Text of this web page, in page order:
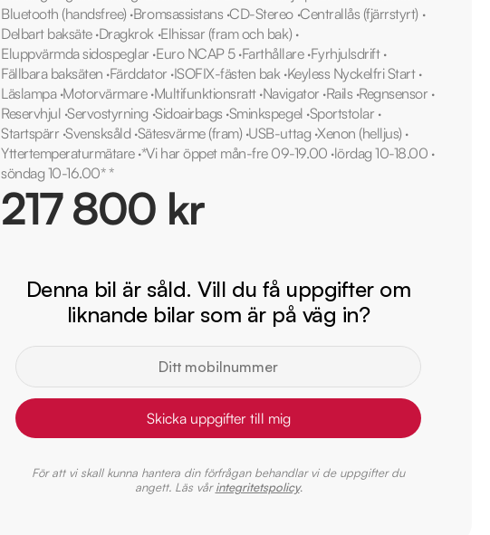
Bluetooth (handsfree)·Bromsassistans ·CD-Stereo·Centrallås (fjärrstyrt) ·
Delbart baksäte·Dragkrok ·Elhissar (fram och bak)·
Eluppvärmda sidospeglar ·Euro NCAP 5·Farthållare·Fyrhjulsdrift·
Fällbara baksäten ·Färddator ·ISOFIX-fästen bak·Keyless Nyckelfri Start·
Läslampa·Motorvärmare·Multifunktionsratt·Navigator ·Rails ·Regnsensor ·
Reservhjul ·Servostyrning ·Sidoairbags ·Sminkspegel ·Sportstolar ·
Startspärr ·Svensksåld ·Sätesvärme (fram)·USB-uttag ·Xenon (helljus)·
Yttertemperaturmätare·*Vi har öppet mån-fre 09-19.00 ·lördag 10-18.00 ·
söndag 10-16.00* *
217 800 kr
Denna bil är såld. Vill du få uppgifter om
liknande bilar som är på väg in?
Skicka uppgifter till mig
För att vi skall kunna hantera din förfrågan behandlar vi de uppgifter du
angett. Läs vårintegritetspolicy.